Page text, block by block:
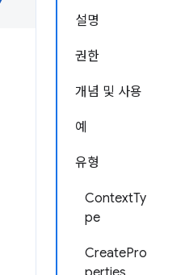
설명
권한
개념 및 사용
예
유형
ContextTy
pe
CreatePro